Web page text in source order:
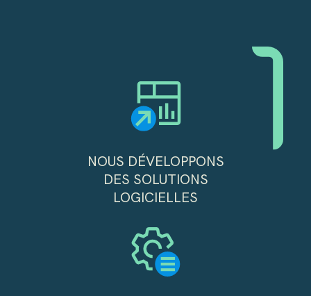
NOUS DÉVELOPPONS
DES SOLUTIONS
LOGICIELLES